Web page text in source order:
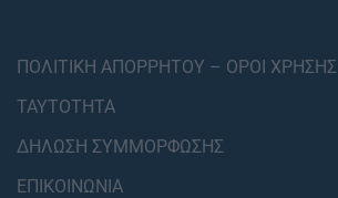
ΠΟΛΙΤΙΚΗ ΑΠΟΡΡΗΤΟΥ – ΟΡΟΙ ΧΡΗΣΗΣ
ΤΑΥΤΟΤΗΤΑ
ΔΗΛΩΣΗ ΣΥΜΜΟΡΦΩΣΗΣ
ΕΠΙΚΟΙΝΩΝΙΑ